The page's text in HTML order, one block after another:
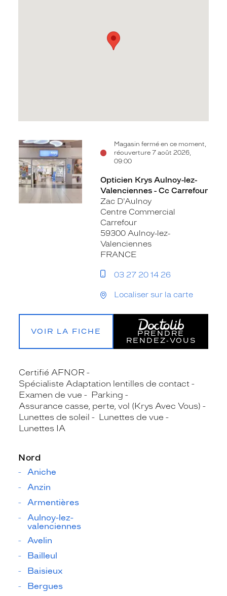
Magasin fermé en ce moment,
réouverture 7 août 2026,
09:00
Voir
la
fiche
Opticien Krys Aulnoy-lez-
Valenciennes - Cc Carrefour
Zac D'Aulnoy
Centre Commercial
Carrefour
59300 Aulnoy-lez-
Valenciennes
FRANCE
03 27 20 14 26
Localiser sur la carte
VOIR LA FICHE
PRENDRE
RENDEZ‑VOUS
Certifié AFNOR
Spécialiste Adaptation lentilles de contact
Examen de vue
Parking
Assurance casse, perte, vol (Krys Avec Vous)
Lunettes de soleil
Lunettes de vue
Lunettes IA
Nord
Aniche
Anzin
Armentières
Aulnoy-lez-
valenciennes
Avelin
Bailleul
Baisieux
Bergues